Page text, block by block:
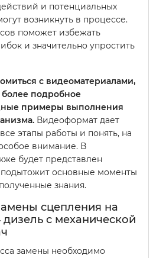
и потенциальных
возникнуть в процессе.
поможет избежать
и значительно упростить
с видеоматериалами,
более подробное
примеры выполнения
Видеоформат дает
этапы работы и понять, на
внимание. В
будет представлен
основные моменты
знания.
сцепления на
с механической
замены необходимо